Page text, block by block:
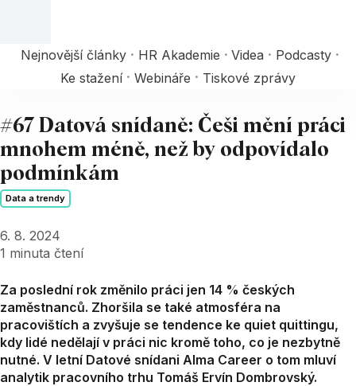
Nejnovější články HR Akademie Videa
Podcasty
Ke stažení
Webináře Tiskové zprávy
#67 Datová snídaně: Češi mění práci
mnohem méně, než by odpovídalo
podmínkám
Data a trendy
6. 8. 2024
1 minuta čtení
Za poslední rok změnilo práci jen 14 % českých
zaměstnanců. Zhoršila se také atmosféra na
pracovištích a zvyšuje se tendence ke quiet quittingu,
kdy lidé nedělají v práci nic kromě toho, co je nezbytně
nutné. V letní Datové snídani Alma Career o tom mluví
analytik pracovního trhu Tomáš Ervín Dombrovský.